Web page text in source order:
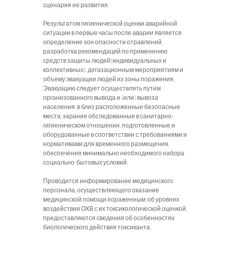
сценария ее развития.
Результатом гигиенической оценки аварийной
ситуации в первые часы после аварии является
определение зон опасности отравлений,
разработка рекомендаций по применению
средств защиты людей(индивидуальных и
коллективных), дегазационным мероприятиям и
объему эвакуации людей из зоны поражения.
Эвакуацию следует осуществлять путем
организованного вывода и (или) вывоза
населения, в близ расположенные безопасные
места, заранее обследованные в санитарно-
гигиеническом отношении, подготовленные и
оборудованные в соответствии с требованиями и
нормативами для временного размещения,
обеспечения минимально необходимого набора
социально-бытовых условий.
Проводится информирование медицинского
персонала, осуществляющего оказание
медицинской помощи пораженным, об уровнях
воздействия ОХВ с их токсикологической оценкой,
предоставляются сведения об особенностях
биологического действия токсиканта.